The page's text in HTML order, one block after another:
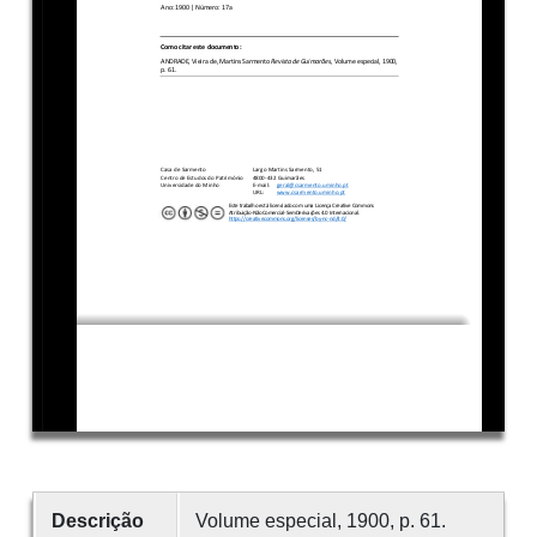
Descrição Volume especial, 1900, p. 61.